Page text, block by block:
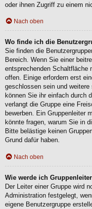
oder ihnen Zugriff zu einem
Nach oben
Wo finde ich die
Sie finden die
Bereich. Wenn Sie einer
entsprechenden Schaltfläche
offen. Einige erfordern erst
geschlossen sein und
können Sie ihr einfach durch
verlangt die Gruppe eine
bewerben. Ein Gruppenleiter
könnte fragen, warum Sie in
Bitte belästige keinen
Grund dafür haben.
Nach oben
Wie werde ich
Der Leiter einer Gruppe wird
Administration festgelegt,
eigene Benutzergruppe